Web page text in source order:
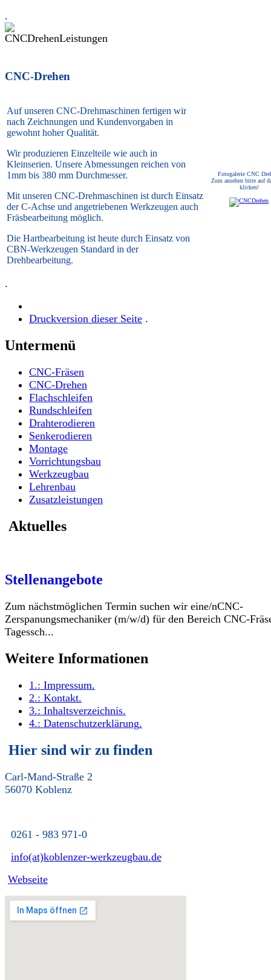
.
CNC-Drehen
Auf unseren CNC-Drehmaschinen fertigen wir
nach Zeichnungen und Kundenvorgaben in
gewohnt hoher Qualität.
Wir produzieren Einzelteile wie auch in
Kleinserien. Unsere Abmessungen reichen von
1mm bis 380 mm Durchmesser.
Mit unseren CNC-Drehmaschinen ist durch Einsatz
der C-Achse und angetriebenen Werkzeugen auch
Fräsbearbeitung möglich.
Die Hartbearbeitung ist heute durch Einsatz von
CBN-Werkzeugen Standard in der
Drehbearbeitung.
Fotogalerie CNC
Zum ansehen bitte auf
klicken!
.
Druckversion dieser Seite .
Untermenü
CNC-Fräsen
CNC-Drehen
Flachschleifen
Rundschleifen
Drahterodieren
Senkerodieren
Montage
Vorrichtungsbau
Werkzeugbau
Lehrenbau
Zusatzleistungen
Aktuelles
Stellenangebote
Zum nächstmöglichen Termin suchen wir eine/nCNC-
Zerspanungsmechaniker (m/w/d) für den Bereich CNC-
Tagessch...
Weitere Informationen
1.: Impressum.
2.: Kontakt.
3.: Inhaltsverzeichnis.
4.: Datenschutzerklärung.
Hier sind wir zu finden
Carl-Mand-Straße 2
56070 Koblenz
0261 - 983 971-0
info(at)koblenzer-werkzeugbau.de
Webseite